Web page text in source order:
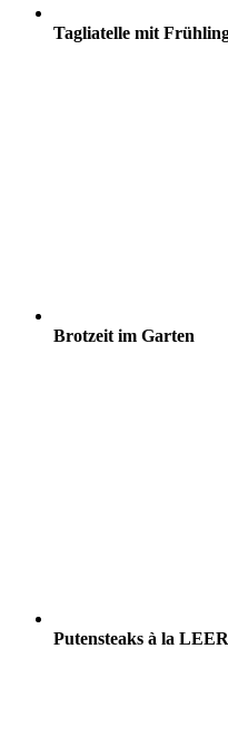
Tagliatelle mit
Brotzeit im Garten
Putensteaks à la